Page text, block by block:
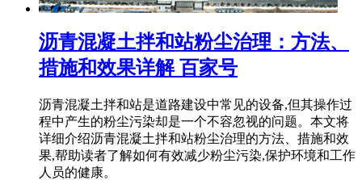
沥青混凝土拌和站粉尘治理：方法、
措施和效果详解 百家号
沥青混凝土拌和站是道路建设中常见的设备,但其操作过
程中产生的粉尘污染却是一个不容忽视的问题。本文将
详细介绍沥青混凝土拌和站粉尘治理的方法、措施和效
果,帮助读者了解如何有效减少粉尘污染,保护环境和工作
人员的健康。